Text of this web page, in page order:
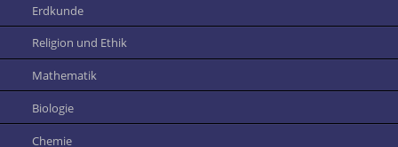
Erdkunde
Religion und Ethik
Mathematik
Biologie
Chemie